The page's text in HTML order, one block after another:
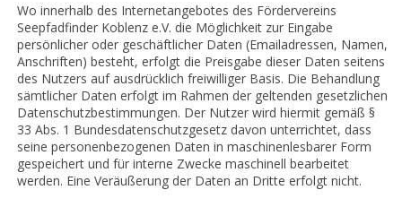
Wo innerhalb des Internetangebotes des Fördervereins
Seepfadfinder Koblenz e.V. die Möglichkeit zur Eingabe
persönlicher oder geschäftlicher Daten (Emailadressen, Namen,
Anschriften) besteht, erfolgt die Preisgabe dieser Daten seitens
des Nutzers auf ausdrücklich freiwilliger Basis. Die Behandlung
sämtlicher Daten erfolgt im Rahmen der geltenden gesetzlichen
Datenschutzbestimmungen. Der Nutzer wird hiermit gemäß §
33 Abs. 1 Bundesdatenschutzgesetz davon unterrichtet, dass
seine personenbezogenen Daten in maschinenlesbarer Form
gespeichert und für interne Zwecke maschinell bearbeitet
werden. Eine Veräußerung der Daten an Dritte erfolgt nicht.